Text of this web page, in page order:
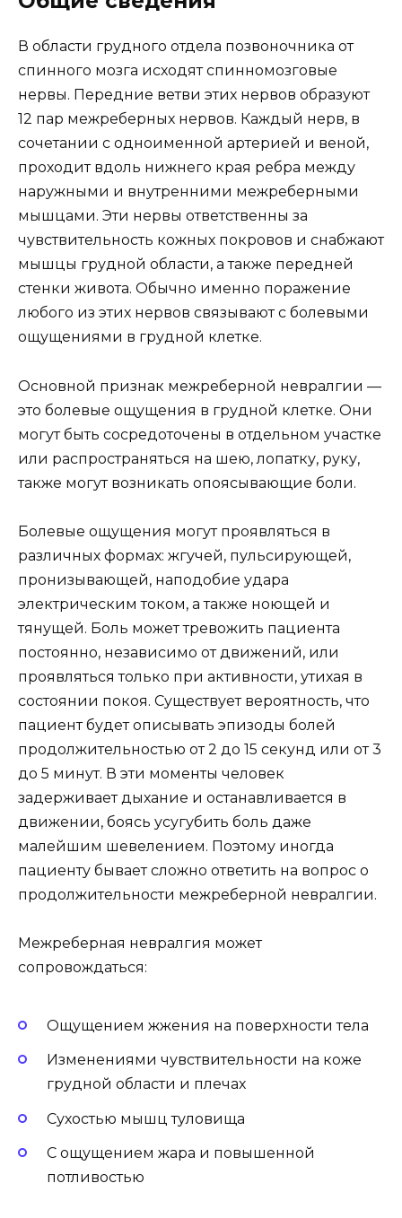
В области грудного отдела позвоночника от
спинного мозга исходят спинномозговые
нервы. Передние ветви этих нервов образуют
12 пар межреберных нервов. Каждый нерв, в
сочетании с одноименной артерией и веной,
проходит вдоль нижнего края ребра между
наружными и внутренними межреберными
мышцами. Эти нервы ответственны за
чувствительность кожных покровов и снабжают
мышцы грудной области, а также передней
стенки живота. Обычно именно поражение
любого из этих нервов связывают с болевыми
ощущениями в грудной клетке.
Основной признак межреберной невралгии —
это болевые ощущения в грудной клетке. Они
могут быть сосредоточены в отдельном участке
или распространяться на шею, лопатку, руку,
также могут возникать опоясывающие боли.
Болевые ощущения могут проявляться в
различных формах: жгучей, пульсирующей,
пронизывающей, наподобие удара
электрическим током, а также ноющей и
тянущей. Боль может тревожить пациента
постоянно, независимо от движений, или
проявляться только при активности, утихая в
состоянии покоя. Существует вероятность, что
пациент будет описывать эпизоды болей
продолжительностью от 2 до 15 секунд или от 3
до 5 минут. В эти моменты человек
задерживает дыхание и останавливается в
движении, боясь усугубить боль даже
малейшим шевелением. Поэтому иногда
пациенту бывает сложно ответить на вопрос о
продолжительности межреберной невралгии.
Межреберная невралгия может
сопровождаться:
Ощущением жжения на поверхности тела
Изменениями чувствительности на коже
грудной области и плечах
Сухостью мышц туловища
С ощущением жара и повышенной
потливостью